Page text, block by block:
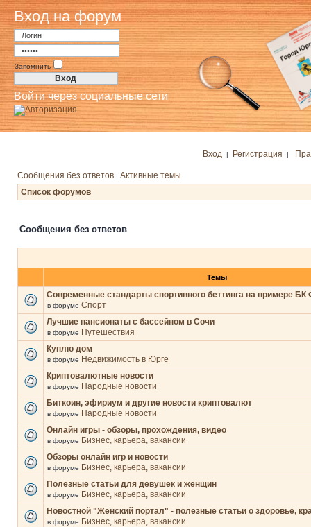
Вход на форум
Запомнить
Войти через социальные сети
Вход | Регистрация |
Сообщения без ответов | Активные темы
Список форумов
Сообщения без ответов
Темы
Современные стандарты спортивного беттинга на примере БК
в форуме Спорт
Лучшие пансионаты с бассейном в Сочи
в форуме Путешествия
Куплю дом
в форуме Недвижимость в Юрге
Криптовалютные новости
в форуме Народные новости
Биткоин, эфириум и другие новости криптовалют
в форуме Народные новости
Онлайн игры - обзоры, прохождения, видео
в форуме Бизнес, карьера, вакансии
Обзоры онлайн игр и новости
в форуме Бизнес, карьера, вакансии
Полезные статьи для девушек и женщин
в форуме Бизнес, карьера, вакансии
Новостной "Женский портал" - полезные статьи о здоровье,
в форуме Бизнес, карьера, вакансии